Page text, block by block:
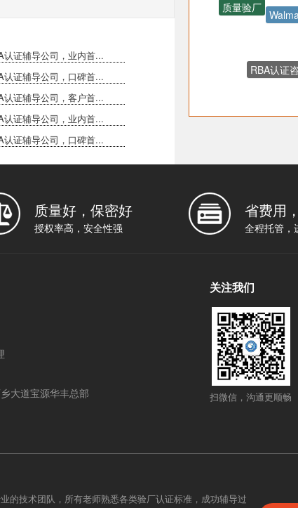
证辅导公司，业内首...
证辅导公司，口碑首...
证辅导公司，客户首...
证辅导公司，业内首...
证辅导公司，口碑首...
质量好，保密好
授权率高，安全性强
省费用
全程托管，
大道宝源华丰总部
关注我们
扫微信，沟通更顺畅
的技术团队，所有老师熟悉各类验厂认证标准，成功辅导过